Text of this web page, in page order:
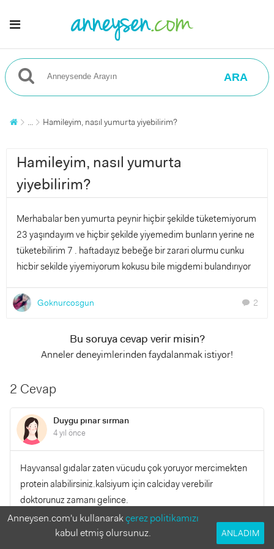
ARA
... Hamileyim, nasıl yumurta yiyebilirim?
Hamileyim, nasıl yumurta
yiyebilirim?
Merhabalar ben yumurta peynir hiçbir şekilde tüketemiyorum
23 yaşındayım ve hiçbir şekilde yiyemedim bunların yerine ne
tüketebilirim 7 . haftadayız bebeğe bir zarari olurmu cunku
hicbir sekilde yiyemiyorum kokusu bile migdemi bulandırıyor
Goknurcosgun chat 2
Bu soruya cevap verir misin?
Anneler deneyimlerinden faydalanmak istiyor!
2 Cevap
Duygu pınar sırman
4 yıl önce
Hayvansal gıdalar zaten vücudu çok yoruyor mercimekten
protein alabilirsiniz.kalsiyum için calciday verebilir
doktorunuz zamanı gelince.
YANITLA
0
Anneysen.com'u kullanarakçerez politikamızı
kabul etmiş olursunuz.
ANLADIM